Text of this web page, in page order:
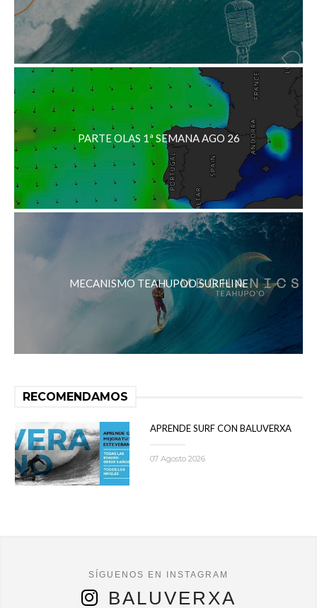
PARTE OLAS 1ª SEMANA AGO 26
MECANISMO TEAHUPOO SURFLINE
RECOMENDAMOS
APRENDE SURF CON BALUVERXA
07 Agosto 2026
BALUVERXA